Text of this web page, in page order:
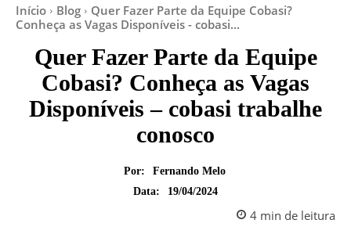
Início Blog
Quer Fazer Parte da Equipe Cobasi?
Conheça as Vagas Disponíveis - cobasi...
Quer Fazer Parte da Equipe
Cobasi? Conheça as Vagas
Disponíveis – cobasi trabalhe
conosco
Por:
Fernando Melo
Data:
19/04/2024
4 min de leitura